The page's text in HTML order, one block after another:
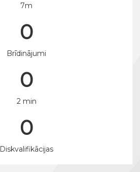
7m
0
Brīdinājumi
0
2 min
0
Diskvalifikācijas